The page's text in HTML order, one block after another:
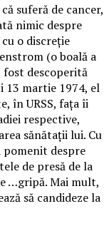
suferă de cancer,
nimic despre
o discreţie
(o boală a
fost descoperită
13 martie 1974, el
în URSS, faţa îi
respective,
sănătaţii lui. Cu
pomenit despre
de presă de la
…gripă. Mai mult,
să candideze la